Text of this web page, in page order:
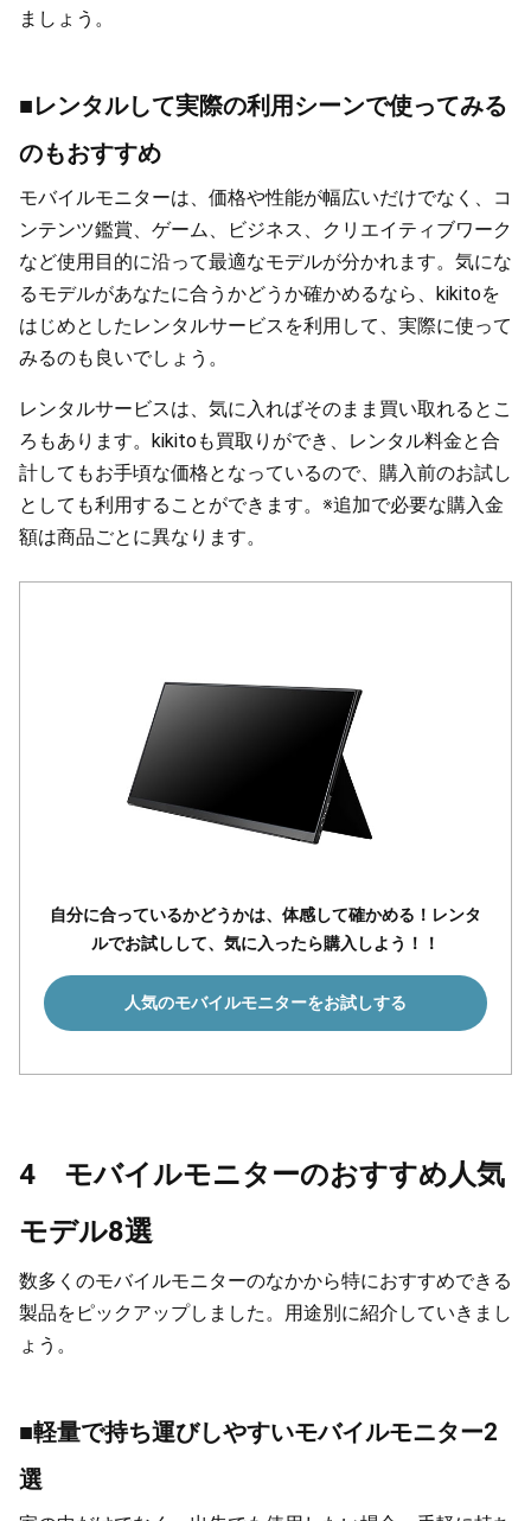
ましょう。
■レンタルして実際の利用シーンで使ってみる
のもおすすめ
モバイルモニターは、価格や性能が幅広いだけでなく、コ
ンテンツ鑑賞、ゲーム、ビジネス、クリエイティブワーク
など使用目的に沿って最適なモデルが分かれます。気にな
るモデルがあなたに合うかどうか確かめるなら、kikitoを
はじめとしたレンタルサービスを利用して、実際に使って
みるのも良いでしょう。
レンタルサービスは、気に入ればそのまま買い取れるとこ
ろもあります。kikitoも買取りができ、レンタル料金と合
計してもお手頃な価格となっているので、購入前のお試し
としても利用することができます。※追加で必要な購入金
額は商品ごとに異なります。
自分に合っているかどうかは、体感して確かめる！レンタ
ルでお試しして、気に入ったら購入しよう！！
人気のモバイルモニターをお試しする
4 モバイルモニターのおすすめ人気
モデル8選
数多くのモバイルモニターのなかから特におすすめできる
製品をピックアップしました。用途別に紹介していきまし
ょう。
■軽量で持ち運びしやすいモバイルモニター2
選